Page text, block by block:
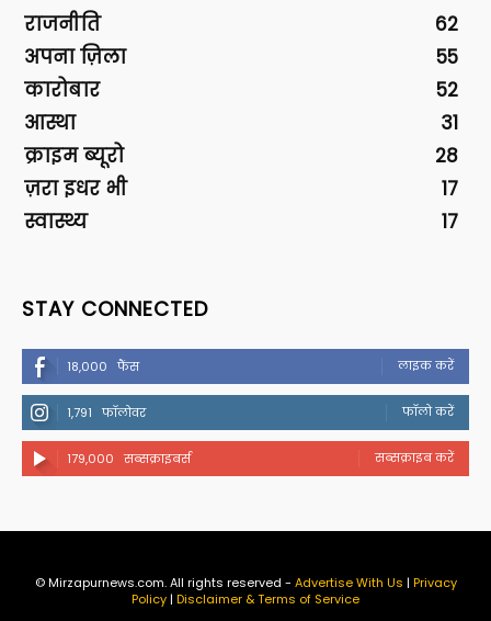
राजनीति
62
अपना ज़िला
55
कारोबार
52
आस्था
31
क्राइम ब्यूरो
28
ज़रा इधर भी
17
स्वास्थ्य
17
STAY CONNECTED
18,000 फैंस लाइक करें
1,791 फॉलोवर फॉलो करें
179,000 सब्सक्राइबर्स सब्सक्राइब करें
© Mirzapurnews.com. All rights reserved - Advertise With Us | Privacy
Policy| Disclaimer & Terms of Service